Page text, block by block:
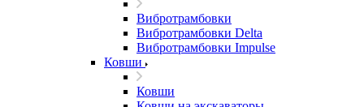
Вибротрамбовки
Вибротрамбовки Delta
Вибротрамбовки Impulse
Ковши
Ковши